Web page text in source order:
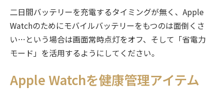
二日間バッテリーを充電するタイミングが無く、Apple
Watchのためにモバイルバッテリーをもつのは面倒くさ
い…という場合は画面常時点灯をオフ、そして「省電力
モード」を活用するようにしてください。
Apple Watchを健康管理アイテム